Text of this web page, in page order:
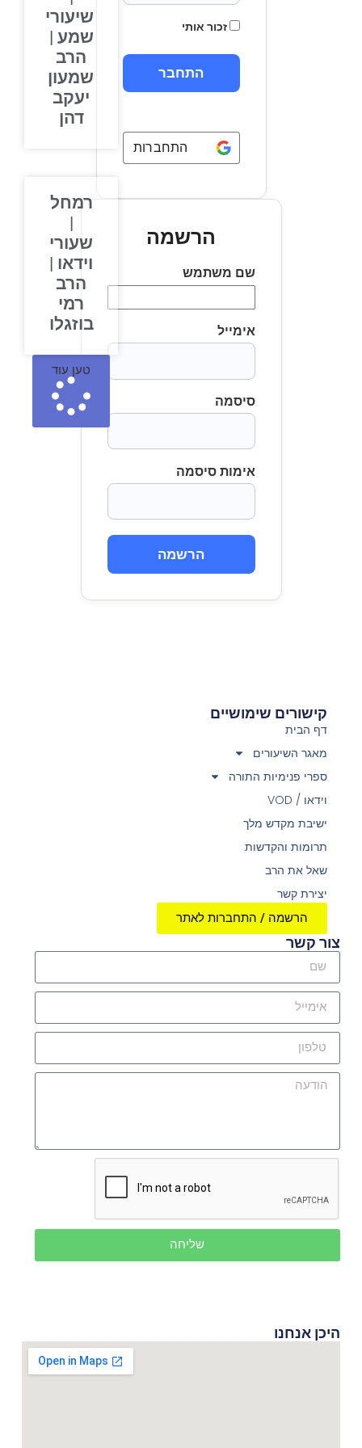
זכור אותי
התחברות באמצעות
הרשמה
שם משתמש
אימייל
סיסמה
אימות סיסמה
הרשמה
שיעורי
שמע |
הרב
שמעון
יעקב
דהן
רמחל
שעורי
וידאו |
הרב
רמי
בוזגלו
טען עוד
קישורים שימושיים
דף הבית
מאגר השיעורים
ספרי פנימיות התורה
וידאו / VOD
ישיבת מקדש מלך
תרומות והקדשות
שאל את הרב
יצירת קשר
הרשמה / התחברות לאתר
צור קשר
שליחה
היכן אנחנו